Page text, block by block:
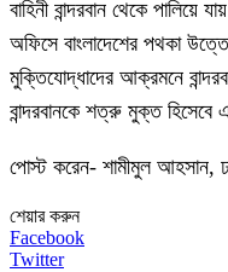
বাহিনী বান্দরবান থেকে পালিয়ে
অফিসে বাংলাদেশের পথকা
মুক্তিযোদ্ধাদের আক্রমনে
বান্দরবানকে শত্রু মুক্ত হিসেবে
পোস্ট করেন- শামীমুল আহসান,
শেয়ার করুন
Facebook
Twitter